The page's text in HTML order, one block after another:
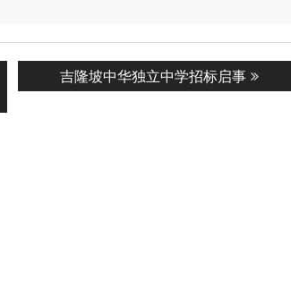
Next
post:
吉隆坡中华独立中学招标启事